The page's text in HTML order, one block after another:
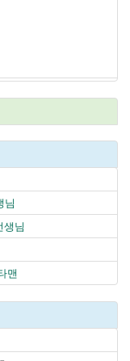
님
생님
맨